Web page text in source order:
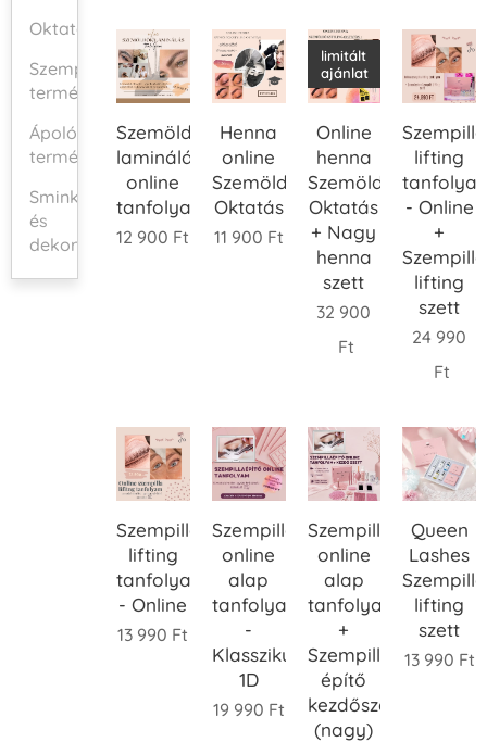
Oktatások
Szempillaépítő
termékek
Ápoló
termékek
Smink
és
dekorkozmetika
Szemöldök
laminálás
online
tanfolyam
12 900 Ft
Henna
online
Szemöldökstyling
Oktatás
11 900 Ft
Online
henna
Szemöldökstyling
Oktatás
+ Nagy
henna
szett
limitált
ajánlat
32 900
Ft
Szempilla
lifting
- Online
+
Szempilla
lifting
szett
24 990
Ft
Szempilla
lifting
tanfolyam
- Online
13 990 Ft
Szempillaépítő
online
alap
tanfolyam
-
Klasszikus
1D
19 990 Ft
Szempillaépítő
online
alap
tanfolyam
+
Szempilla
építő
kezdőszett
(nagy)
Queen
Lashes
Szempilla
lifting
szett
13 990 Ft